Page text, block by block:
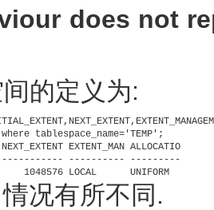
does not
的定义为:
tablespace_name='TEMP';
EXTENT_MAN ALLOCATIO
---------- ---------
LOCAL      UNIFORM
况有所不同.